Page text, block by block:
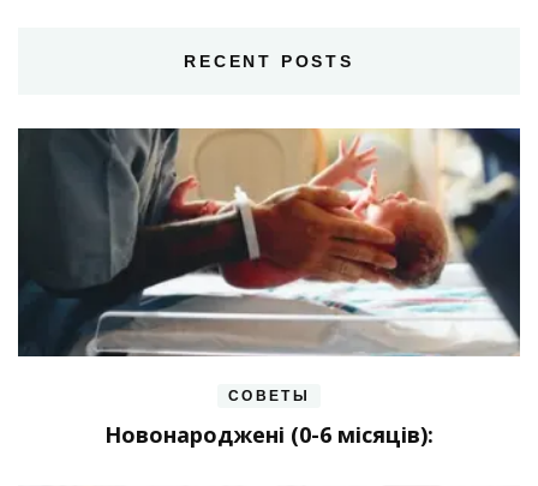
RECENT POSTS
СОВЕТЫ
Новонароджені (0-6 місяців):